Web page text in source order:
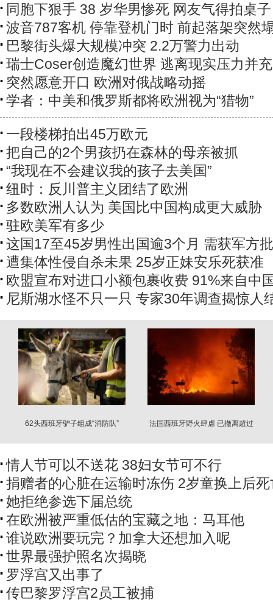
同胞下狠手 38 岁华男惨死 网友气得拍桌子
波音787客机 停靠登机门时 前起落架突然
巴黎街头爆大规模冲突 2.2万警力出动
瑞士Coser创造魔幻世界 逃离现实压力并
突然愿意开口 欧洲对俄战略动摇
学者：中美和俄罗斯都将欧洲视为“猎物”
一段楼梯拍出45万欧元
把自己的2个男孩扔在森林的母亲被抓
“我现在不会建议我的孩子去美国”
纽时：反川普主义团结了欧洲
多数欧洲人认为 美国比中国构成更大威胁
驻欧美军有多少
这国17至45岁男性出国逾3个月 需获军方
遭集体性侵自杀未果 25岁正妹安乐死获准
欧盟宣布对进口小额包裹收费 91%来自中
尼斯湖水怪不只一只 专家30年调查揭惊人
62头西班牙驴子组成“消防队”
法国西班牙野火肆虐 已撤离超过
情人节可以不送花 38妇女节可不行
捐赠者的心脏在运输时冻伤 2岁童换上后死
她拒绝参选下届总统
在欧洲被严重低估的宝藏之地：马耳他
谁说欧洲要玩完？加拿大还想加入呢
世界最强护照名次揭晓
罗浮宫又出事了
传巴黎罗浮宫2员工被捕